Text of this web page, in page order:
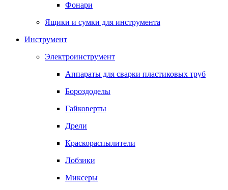
Фонари
Ящики и сумки для инструмента
Инструмент
Электроинструмент
Аппараты для сварки пластиковых труб
Бороздоделы
Гайковерты
Дрели
Краскораспылители
Лобзики
Миксеры